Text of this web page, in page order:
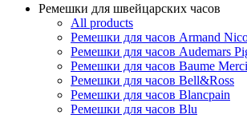
Ремешки для швейцарских часов
All products
Ремешки для часов Armand
Ремешки для часов Audemars
Ремешки для часов Baume
Ремешки для часов Bell&Ross
Ремешки для часов Blancpain
Ремешки для часов Blu